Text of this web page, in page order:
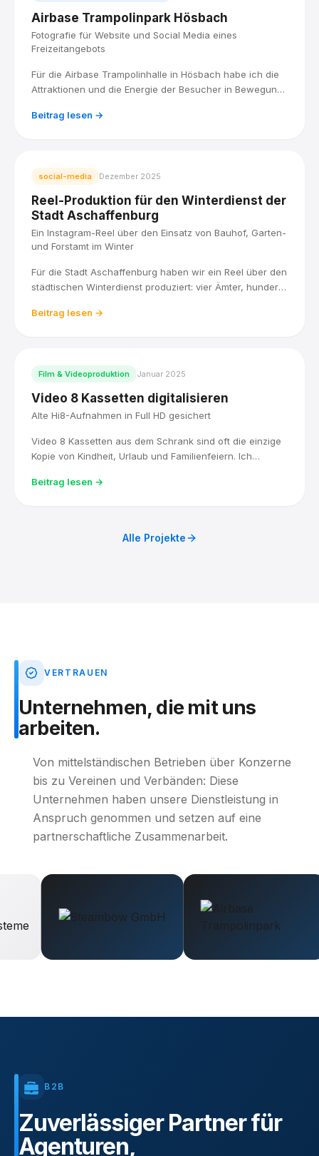
Airbase Trampolinpark Hösbach
Fotografie für Website und Social Media eines
Freizeitangebots
Für die Airbase Trampolinhalle in Hösbach habe ich die
Attraktionen und die Energie der Besucher in Bewegung
Media zum Hingucker macht.
Beitrag lesen →
social-media Dezember 2025
Reel-Produktion für den Winterdienst der
Stadt Aschaffenburg
Ein Instagram-Reel über den Einsatz von Bauhof, Garten-
und Forstamt im Winter
Für die Stadt Aschaffenburg haben wir ein Reel über den
städtischen Winterdienst produziert: vier Ämter, hunderte
eine klare Priorität, wer zuerst geräumt wird.
Beitrag lesen →
Film & Videoproduktion Januar 2025
Video 8 Kassetten digitalisieren
Alte Hi8-Aufnahmen in Full HD gesichert
Video 8 Kassetten aus dem Schrank sind oft die einzige
Kopie von Kindheit, Urlaub und Familienfeiern. Ich
DaVinci Resolve und liefere sie als Full-HD-Datei, sofort
Beitrag lesen →
Alle Projekte
VERTRAUEN
Unternehmen, die mit uns
arbeiten.
Von mittelständischen Betrieben über Konzerne
bis zu Vereinen und Verbänden: Diese
Unternehmen haben unsere Dienstleistung in
Anspruch genommen und setzen auf eine
partnerschaftliche Zusammenarbeit.
B2B
Zuverlässiger Partnerfür
Agenturen,